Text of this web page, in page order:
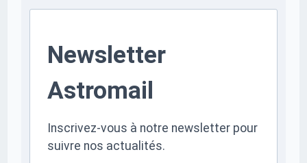
Newsletter
Astromail
Inscrivez-vous à notre newsletter pour
suivre nos actualités.